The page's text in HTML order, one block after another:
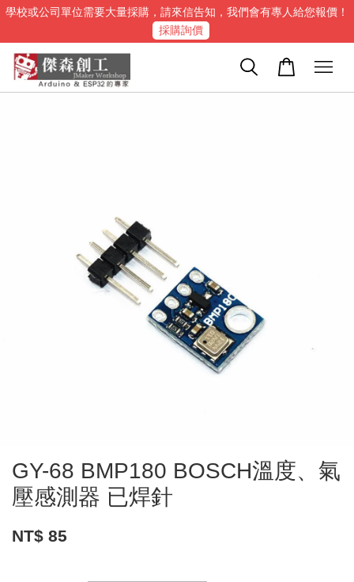
學校或公司單位需要大量採購，請來信告知，我們會有專人給您報價！
採購詢價
GY-68 BMP180 BOSCH溫度、氣
壓感測器 已焊針
NT$ 85